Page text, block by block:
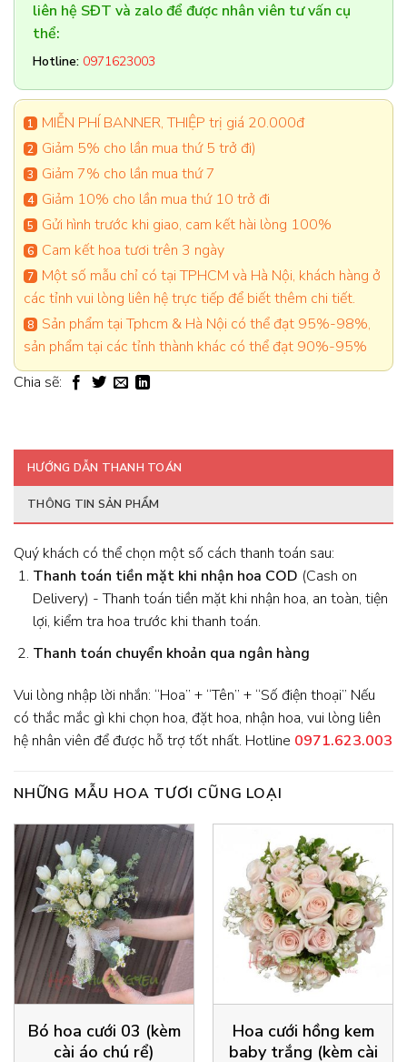
liên hệ SĐT và zalo để được nhân viên tư vấn cụ
thể:
Hotline: 0971623003
MIỄN PHÍ BANNER, THIỆP trị giá 20.000đ
Giảm 5% cho lần mua thứ 5 trở đi)
Giảm 7% cho lần mua thứ 7
Giảm 10% cho lần mua thứ 10 trở đi
Gửi hình trước khi giao, cam kết hài lòng 100%
Cam kết hoa tươi trên 3 ngày
Một số mẫu chỉ có tại TPHCM và Hà Nội, khách hàng ở
các tỉnh vui lòng liên hệ trực tiếp để biết thêm chi tiết.
Sản phẩm tại Tphcm & Hà Nội có thể đạt 95%-98%,
sản phẩm tại các tỉnh thành khác có thể đạt 90%-95%
Chia sẽ:
HƯỚNG DẪN THANH TOÁN
THÔNG TIN SẢN PHẨM
Quý khách có thể chọn một số cách thanh toán sau:
Thanh toán tiền mặt khi nhận hoa COD (Cash on
Delivery) - Thanh toán tiền mặt khi nhận hoa, an toàn, tiện
lợi, kiểm tra hoa trước khi thanh toán.
Thanh toán chuyển khoản qua ngân hàng
Vui lòng nhập lời nhắn: “Hoa” + “Tên” + “Số điện thoại” Nếu
có thắc mắc gì khi chọn hoa, đặt hoa, nhận hoa, vui lòng liên
hệ nhân viên để được hỗ trợ tốt nhất. Hotline 0971.623.003
NHỮNG MẪU HOA TƯƠI CŨNG LOẠI
Bó hoa cưới 03 (kèm
cài áo chú rể)
Hoa cưới hồng kem
baby trắng (kèm cài